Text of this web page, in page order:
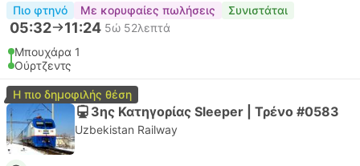
Πιο φτηνό Με κορυφαίες πωλήσεις Συνιστάται
05:32 11:24 5ώ 52λεπτά
Μπουχάρα 1
Ούρτζεντς
Η πιο δημοφιλής θέση
3ης Κατηγορίας Sleeper | Τρένο #058З
Uzbekistan Railway